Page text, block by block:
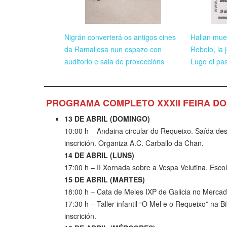
Nigrán converterá os antigos cines
da Ramallosa nun espazo con
auditorio e sala de proxeccións
Hallan
Rebolo, la
Lugo el
PROGRAMA COMPLETO XXXII FEIRA
13 DE ABRIL (DOMINGO)
10:00 h – Andaina circular do Requeixo. Saída
inscrición. Organiza A.C. Carballo da Chan.
14 DE ABRIL (LUNS)
17:00 h – II Xornada sobre a Vespa Velutina.
15 DE ABRIL (MARTES)
18:00 h – Cata de Meles IXP de Galicia no
17:30 h – Taller infantil “O Mel e o Requeixo” na
inscrición.